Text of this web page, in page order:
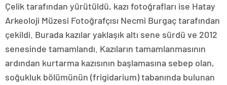
Çelik tarafından yürütüldü, kazı fotoğrafları ise Hatay
Arkeoloji Müzesi Fotoğrafçısı Necmi Burgaç tarafından
çekildi. Burada kazılar yaklaşık altı sene sürdü ve 2012
senesinde tamamlandı. Kazıların tamamlanmasının
ardından kurtarma kazısının başlamasına sebep olan,
soğukluk bölümünün (frigidarium) tabanında bulunan